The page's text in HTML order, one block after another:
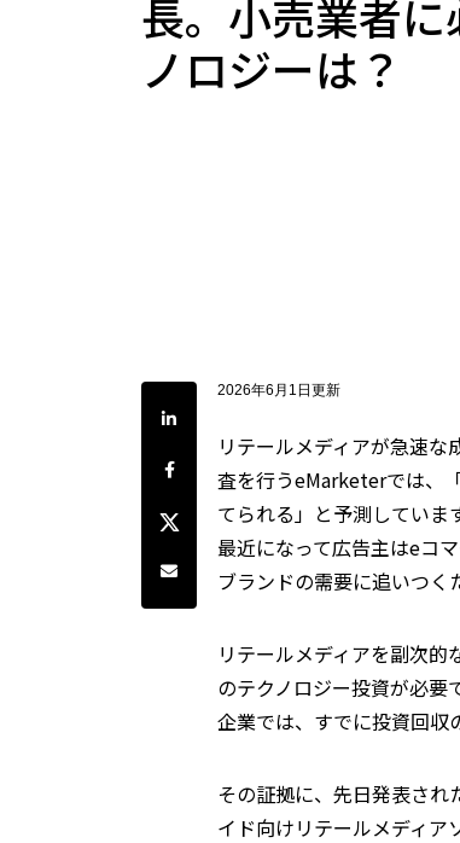
長。小売業者に
ノロジーは？
LinkedInで共有
Facebookでシェア
Twitterでシェア
Share by e-mail
2026年6月1日更新
リテールメディアが急速
査を行うeMarketerでは、
てられる」と予測していま
最近になって広告主はeコ
ブランドの需要に追いつく
リテールメディアを副次
のテクノロジー投資が必要
企業では、すでに投資回収
その証拠に、先日発表さ
イド向けリテールメディ